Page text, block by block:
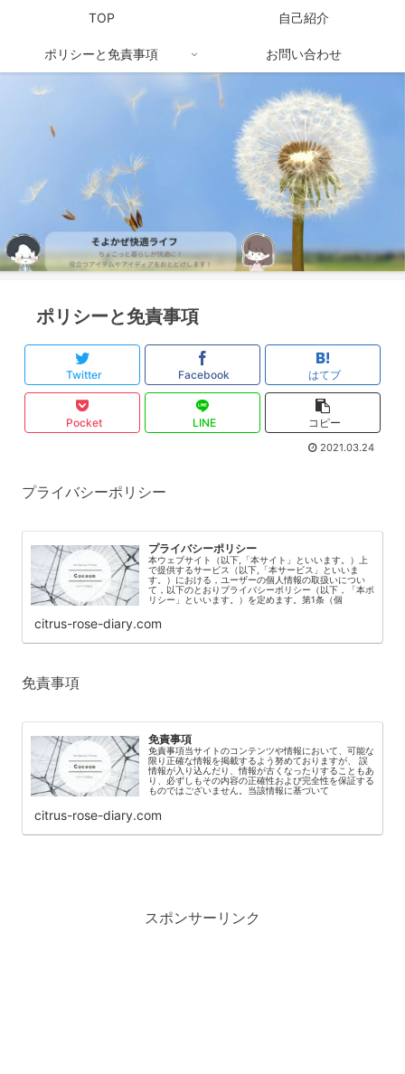
TOP 自己紹介
ポリシーと免責事項 お問い合わせ
ポリシーと免責事項
Twitter Facebook はてブ
Pocket LINE コピー
2021.03.24
プライバシーポリシー
プライバシーポリシー
本ウェブサイト（以下,「本サイト」といいます。）上
で提供するサービス（以下,「本サービス」といいま
す。）における，ユーザーの個人情報の取扱いについ
て，以下のとおりプライバシーポリシー（以下，「本ポ
リシー」といいます。）を定めます。第1条（個
citrus-rose-diary.com
免責事項
免責事項
免責事項当サイトのコンテンツや情報において、可能な
限り正確な情報を掲載するよう努めておりますが、 誤
情報が入り込んだり、情報が古くなったりすることもあ
り、必ずしもその内容の正確性および完全性を保証する
ものではございません。当該情報に基づいて
citrus-rose-diary.com
スポンサーリンク